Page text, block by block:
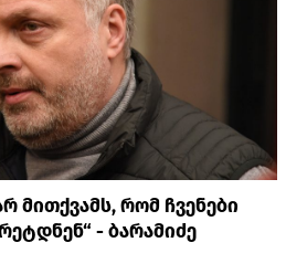
მითქვამს, რომ ჩვენები
- ბარამიძე